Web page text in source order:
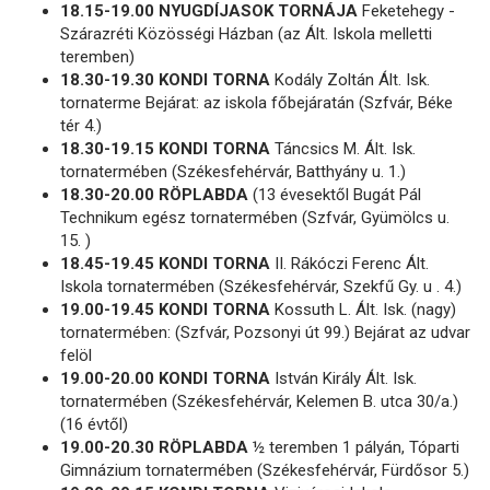
18.15-19.00 NYUGDÍJASOK TORNÁJA Feketehegy -
Szárazréti Közösségi Házban (az Ált. Iskola melletti
teremben)
18.30-19.30 KONDI TORNA Kodály Zoltán Ált. Isk.
tornaterme Bejárat: az iskola főbejáratán (Szfvár, Béke
tér 4.)
18.30-19.15 KONDI TORNA Táncsics M. Ált. Isk.
tornatermében (Székesfehérvár, Batthyány u. 1.)
18.30-20.00 RÖPLABDA (13 évesektől Bugát Pál
Technikum egész tornatermében (Szfvár, Gyümölcs u.
15. )
18.45-19.45 KONDI TORNA II. Rákóczi Ferenc Ált.
Iskola tornatermében (Székesfehérvár, Szekfű Gy. u . 4.)
19.00-19.45 KONDI TORNA Kossuth L. Ált. Isk. (nagy)
tornatermében: (Szfvár, Pozsonyi út 99.) Bejárat az udvar
felöl
19.00-20.00 KONDI TORNA István Király Ált. Isk.
tornatermében (Székesfehérvár, Kelemen B. utca 30/a.)
(16 évtől)
19.00-20.30 RÖPLABDA ½ teremben 1 pályán, Tóparti
Gimnázium tornatermében (Székesfehérvár, Fürdősor 5.)